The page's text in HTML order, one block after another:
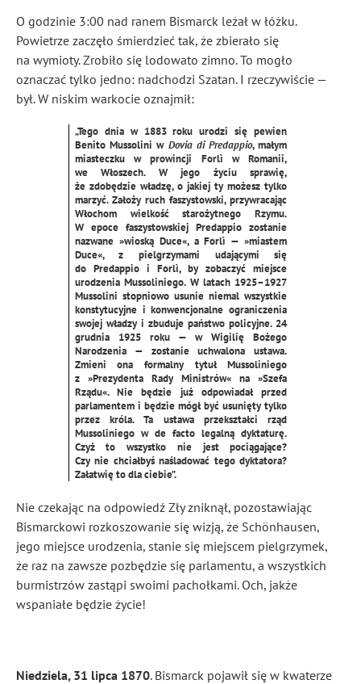
O godzinie 3:00 nad ranem Bismarck leżał w łóżku.
Powietrze zaczęło śmierdzieć tak, że zbierało się
na wymioty. Zrobiło się lodowato zimno. To mogło
oznaczać tylko jedno: nadchodzi Szatan. I rzeczywiście —
był. W niskim warkocie oznajmił:
„Tego dnia w 1883 roku urodzi się pewien
Benito Mussolini w Dovia di Predappio, małym
miasteczku w prowincji Forlì w Romanii,
we Włoszech. W jego życiu sprawię,
że zdobędzie władzę, o jakiej ty możesz tylko
marzyć. Założy ruch faszystowski, przywracając
Włochom wielkość starożytnego Rzymu.
W epoce faszystowskiej Predappio zostanie
nazwane »wioską Duce«, a Forlì — »miastem
Duce«, z pielgrzymami udającymi się
do Predappio i Forlì, by zobaczyć miejsce
urodzenia Mussoliniego. W latach 1925–1927
Mussolini stopniowo usunie niemal wszystkie
konstytucyjne i konwencjonalne ograniczenia
swojej władzy i zbuduje państwo policyjne. 24
grudnia 1925 roku — w Wigilię Bożego
Narodzenia — zostanie uchwalona ustawa.
Zmieni ona formalny tytuł Mussoliniego
z »Prezydenta Rady Ministrów« na »Szefa
Rządu«. Nie będzie już odpowiadał przed
parlamentem i będzie mógł być usunięty tylko
przez króla. Ta ustawa przekształci rząd
Mussoliniego w de facto legalną dyktaturę.
Czyż to wszystko nie jest pociągające?
Czy nie chciałbyś naśladować tego dyktatora?
Załatwię to dla ciebie”.
Nie czekając na odpowiedź Zły zniknął, pozostawiając
Bismarckowi rozkoszowanie się wizją, że Schönhausen,
jego miejsce urodzenia, stanie się miejscem pielgrzymek,
że raz na zawsze pozbędzie się parlamentu, a wszystkich
burmistrzów zastąpi swoimi pachołkami. Och, jakże
wspaniałe będzie życie!
Niedziela, 31 lipca 1870. Bismarck pojawił się w kwaterze